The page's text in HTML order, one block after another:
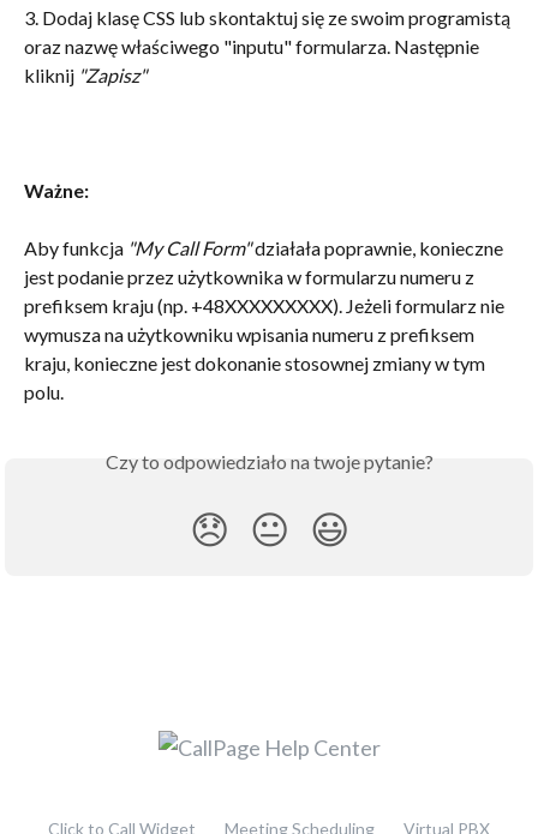
3. Dodaj klasę CSS lub skontaktuj się ze swoim programistą
oraz nazwę właściwego "inputu" formularza. Następnie
kliknij "Zapisz"
Ważne:
Aby funkcja "My Call Form" działała poprawnie, konieczne
jest podanie przez użytkownika w formularzu numeru z
prefiksem kraju (np. +48XXXXXXXXX). Jeżeli formularz nie
wymusza na użytkowniku wpisania numeru z prefiksem
kraju, konieczne jest dokonanie stosownej zmiany w tym
polu.
Czy to odpowiedziało na twoje pytanie?
😞 😐 😃
Click to Call Widget Meeting Scheduling Virtual PBX